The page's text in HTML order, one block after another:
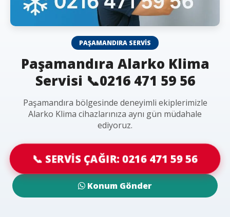
PAŞAMANDIRA SERVIS
Paşamandıra Alarko Klima
Servisi 📞0216 471 59 56
Paşamandıra bölgesinde deneyimli ekiplerimizle
Alarko Klima cihazlarınıza aynı gün müdahale
ediyoruz.
📞 SERVİS ÇAĞIR: 0216 471 59 56
Konum Gönder